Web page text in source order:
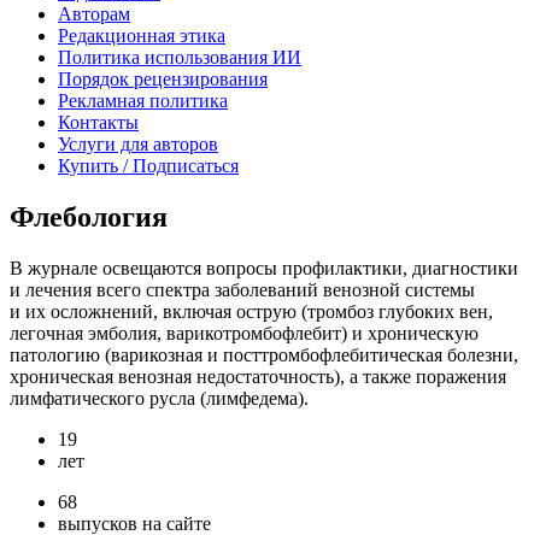
Авторам
Редакционная этика
Политика использования ИИ
Порядок рецензирования
Рекламная политика
Контакты
Услуги для авторов
Купить / Подписаться
Флебология
В журнале освещаются вопросы профилактики, диагностики
и лечения всего спектра заболеваний венозной системы
и их осложнений, включая острую (тромбоз глубоких вен,
легочная эмболия, варикотромбофлебит) и хроническую
патологию (варикозная и посттромбофлебитическая болезни,
хроническая венозная недостаточность), а также поражения
лимфатического русла (лимфедема).
19
лет
68
выпусков на сайте